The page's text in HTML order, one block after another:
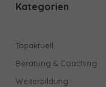
Kategorien
Topaktuell
Beratung & Coaching
Weiterbildung